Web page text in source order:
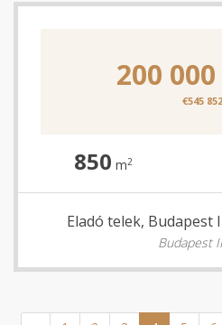
200
€545 852
850 m2
Eladó telek, Budapest
Budapest